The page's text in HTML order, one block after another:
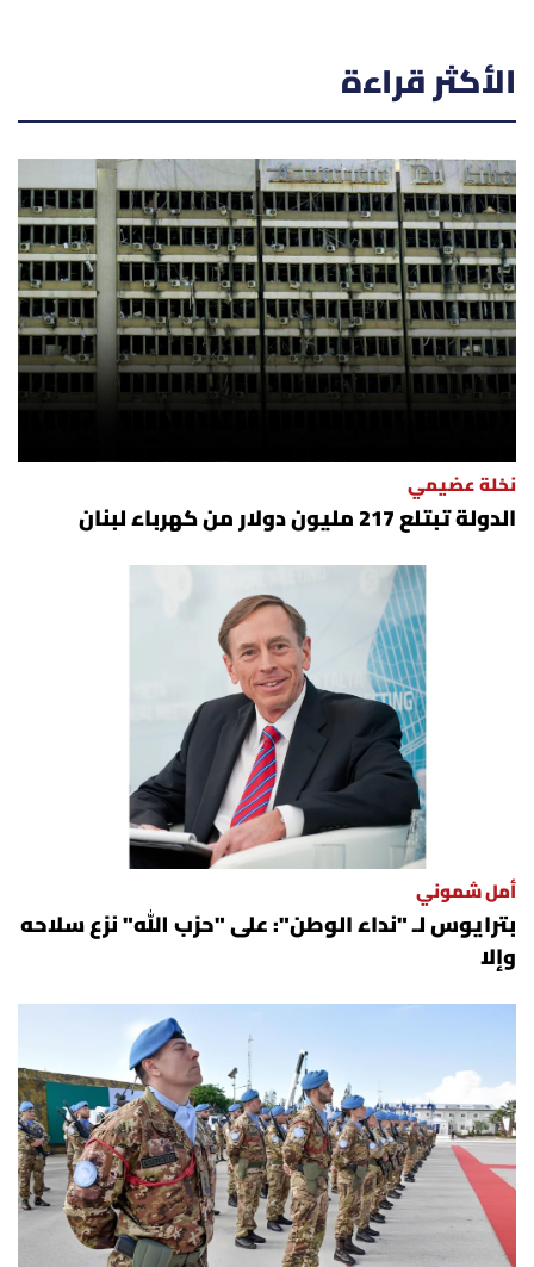
الأكثر قراءة
نخلة عضيمي
الدولة تبتلع 217 مليون دولار من كهرباء لبنان
أمل شموني
بترايوس لـ "نداء الوطن": على "حزب الله" نزع سلاحه
وإلا